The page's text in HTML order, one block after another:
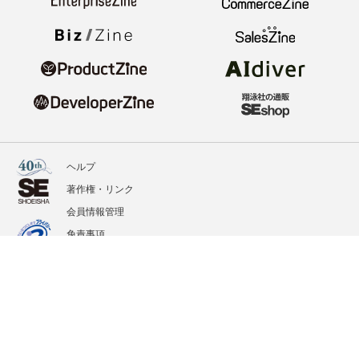
ヘルプ
著作権・リンク
会員情報管理
免責事項